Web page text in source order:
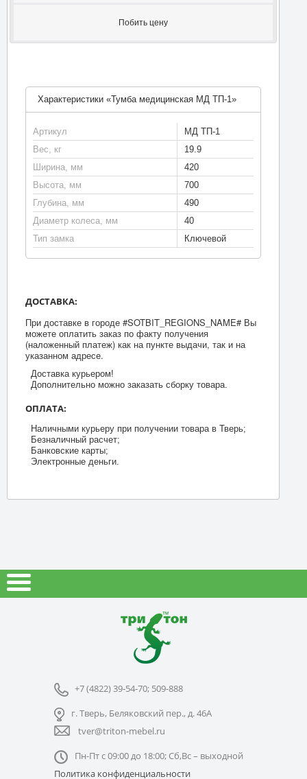
Побить цену
Характеристики «Тумба медицинская МД ТП-1»
Артикул
МД ТП-1
Вес, кг
19.9
Ширина, мм
420
Высота, мм
700
Глубина, мм
490
Диаметр колеса, мм
40
Тип замка
Ключевой
ДОСТАВКА:
При доставке в городе #SOTBIT_REGIONS_NAME# Вы
можете оплатить заказ по факту получения
(наложенный платеж) как на пункте выдачи, так и на
указанном адресе.
Доставка курьером!
Дополнительно можно заказать сборку товара.
ОПЛАТА:
Наличными курьеру при получении товара в Тверь;
Безналичный расчет;
Банковские карты;
Электронные деньги.
+7 (4822) 39-54-70; 509-888
г. Тверь, Беляковский пер., д. 46А
tver@triton-mebel.ru
Пн-Пт с 09:00 до 18:00; Сб,Вс – выходной
Политика конфиденциальности